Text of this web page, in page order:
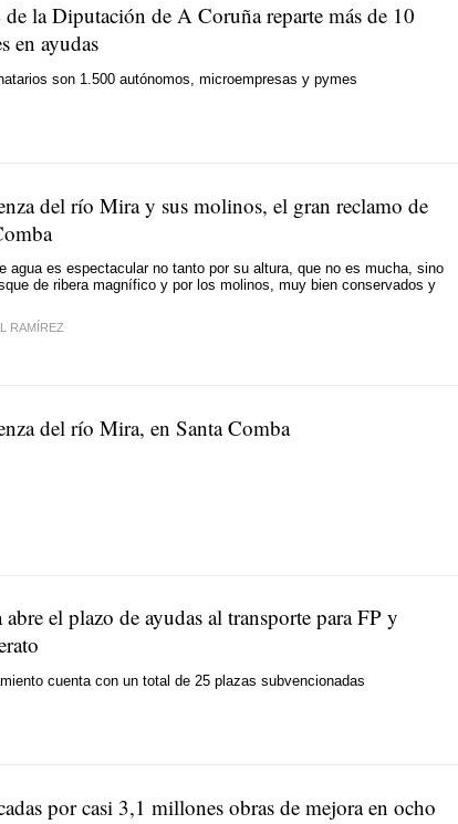
la Diputación de A Coruña reparte más de 10
en ayudas
son 1.500 autónomos, microempresas y pymes
del río Mira y sus molinos, el gran reclamo de
agua es espectacular no tanto por su altura, que no es mucha, sino
de ribera magnífico y por los molinos, muy bien conservados y
RAMÍREZ
del río Mira, en Santa Comba
el plazo de ayudas al transporte para FP y
cuenta con un total de 25 plazas subvencionadas
por casi 3,1 millones obras de mejora en ocho